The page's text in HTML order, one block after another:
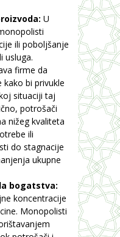
U
ili poboljšanje
usluga.
firme da
bi privukle
situaciji taj
potrošači
nižeg kvaliteta
ili
do stagnacije
ukupne
bogatstva:
koncentracije
Monopolisti